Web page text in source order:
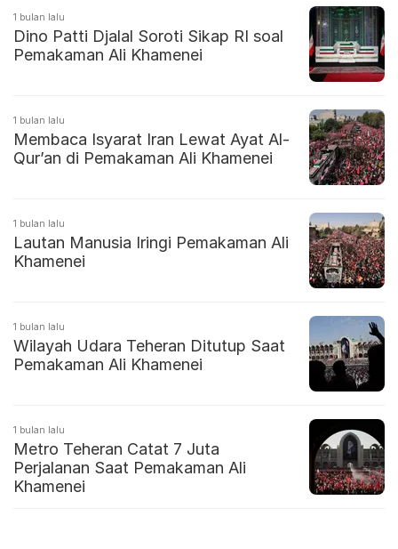
1 bulan lalu
Dino Patti Djalal Soroti Sikap RI soal
Pemakaman Ali Khamenei
1 bulan lalu
Membaca Isyarat Iran Lewat Ayat Al-
Qur’an di Pemakaman Ali Khamenei
1 bulan lalu
Lautan Manusia Iringi Pemakaman Ali
Khamenei
1 bulan lalu
Wilayah Udara Teheran Ditutup Saat
Pemakaman Ali Khamenei
1 bulan lalu
Metro Teheran Catat 7 Juta
Perjalanan Saat Pemakaman Ali
Khamenei